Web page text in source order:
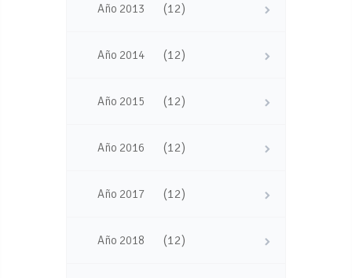
Año 2013 (12)
Año 2014 (12)
Año 2015 (12)
Año 2016 (12)
Año 2017 (12)
Año 2018 (12)